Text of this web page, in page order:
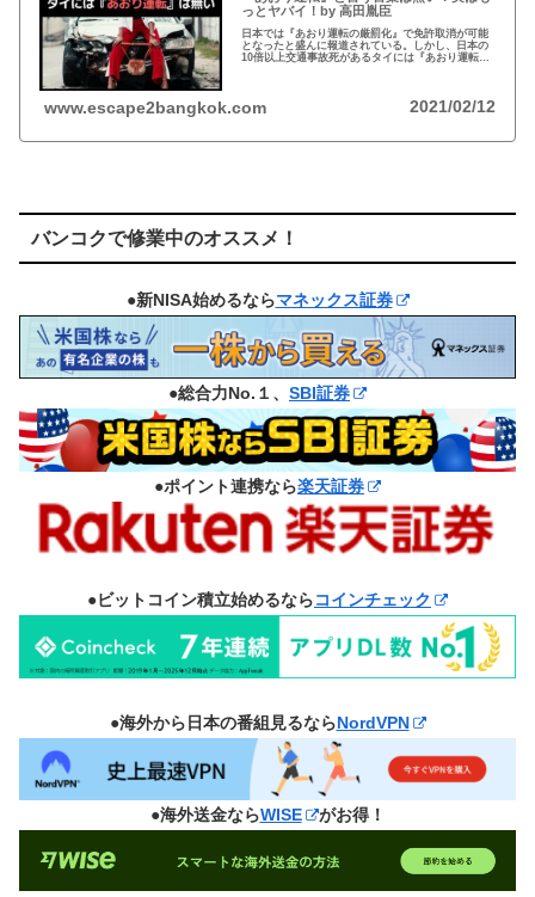
っとヤバイ！by 高田胤臣
日本では『あおり運転の厳罰化』で免許取消が可能
となったと盛んに報道されている。しかし、日本の
10倍以上交通事故死があるタイには『あおり運転』
www.escape2bangkok.com 2021/02/12
バンコクで修業中のオススメ！
●新NISA始めるならマネックス証券
●総合力No.１、 SBI証券
●ポイント連携なら楽天証券
●ビットコイン積立始めるならコインチェック
●海外から日本の番組見るならNordVPN
●海外送金ならWISE がお得！